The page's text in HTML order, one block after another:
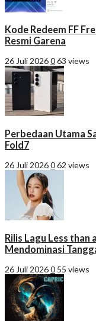
Kode Redeem FF
Resmi Garena
26 Juli 2026063 views
Perbedaan Utama
Fold7
26 Juli 2026062 views
Rilis Lagu Less than
Mendominasi
26 Juli 20260 55 views